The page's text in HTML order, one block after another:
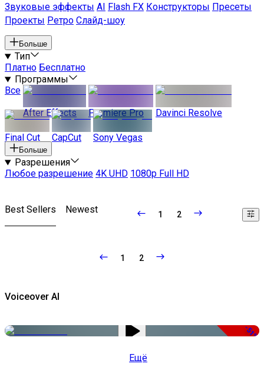
Звуковые эффекты AI Flash FX Конструкторы Пресеты
Проекты Ретро Слайд-шоу
Больше
Тип
Платно Бесплатно
Программы
Все
After Effects
Premiere Pro Davinci Resolve
Final Cut CapCut Sony Vegas
Больше
Разрешения
Любое разрешение 4K UHD 1080p Full HD
Best Sellers Newest 1 2
1 2
Voiceover AI
-51%
Ещё